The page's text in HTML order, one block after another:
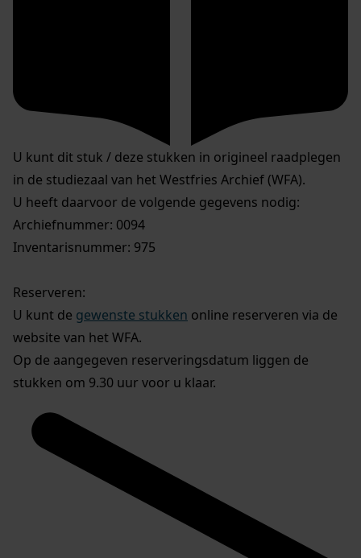
U kunt dit stuk / deze stukken in origineel raadplegen
in de studiezaal van het Westfries Archief (WFA).
U heeft daarvoor de volgende gegevens nodig:
Archiefnummer: 0094
Inventarisnummer: 975
Reserveren:
U kunt de gewenste stukken online reserveren via de
website van het WFA.
Op de aangegeven reserveringsdatum liggen de
stukken om 9.30 uur voor u klaar.